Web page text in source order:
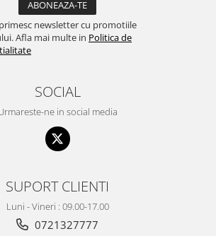
newsletter cu promotiile
Afla mai multe in Politica de
SOCIAL
ne in social media
SUPORT CLIENTI
Luni - Vineri : 09.00-17.00
0721327777